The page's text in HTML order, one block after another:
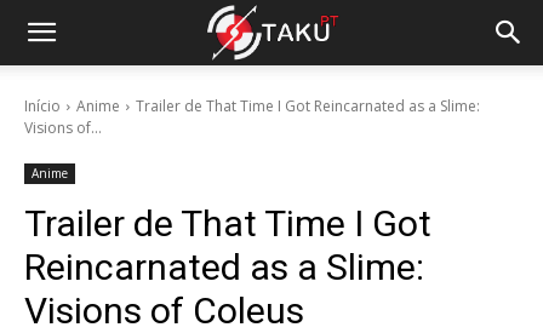
Início Anime
Trailer de That Time I Got Reincarnated as a Slime:
Visions of...
Anime
Trailer de That Time I Got
Reincarnated as a Slime:
Visions of Coleus